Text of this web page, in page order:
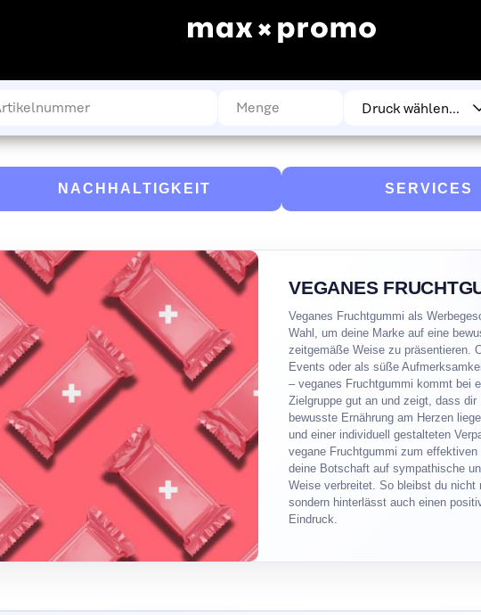
NACHHALTIGKEIT SERVICES
VEGANES
Veganes Fruchtgummi als
Wahl, um deine Marke auf eine
zeitgemäße Weise zu präsentieren.
Events oder als süße
– veganes Fruchtgummi kommt bei
Zielgruppe gut an und zeigt, dass dir
bewusste Ernährung am Herzen
und einer individuell gestalteten
vegane Fruchtgummi zum effektiven
deine Botschaft auf sympathische
Weise verbreitet. So bleibst du nicht
sondern hinterlässt auch einen
Eindruck.